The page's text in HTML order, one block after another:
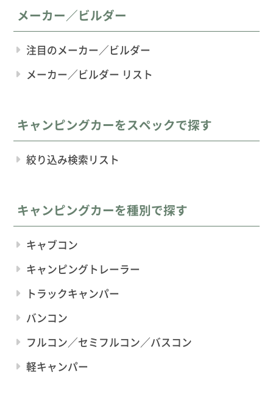
メーカー／ビルダー
注目のメーカー／ビルダー
メーカー／ビルダー リスト
キャンピングカーをスペックで探す
絞り込み検索リスト
キャンピングカーを種別で探す
キャブコン
キャンピングトレーラー
トラックキャンパー
バンコン
フルコン／セミフルコン／バスコン
軽キャンパー